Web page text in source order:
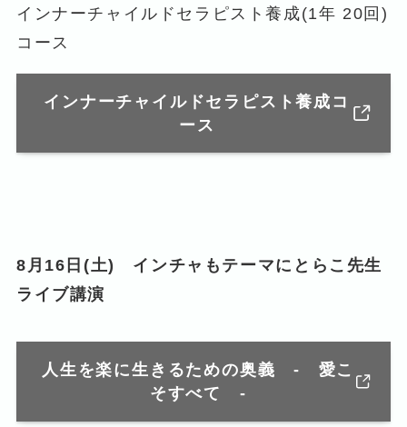
インナーチャイルドセラピスト養成(1年 20回)
コース
インナーチャイルドセラピスト養成コ
ース
8月16日(土) インチャもテーマにとらこ先生
ライブ講演
人生を楽に生きるための奥義 - 愛こ
そすべて -